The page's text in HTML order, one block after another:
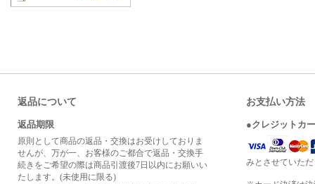
返品について
返品期限
原則として商品の返品・交換はお受けしておりま
せんが、万が一、お客様のご都合で返品・交換手
続きをご希望の際は商品引渡後7日以内にお願いい
たします。(未使用に限る)
お支払い方法
●クレジットカ
みとさせていた